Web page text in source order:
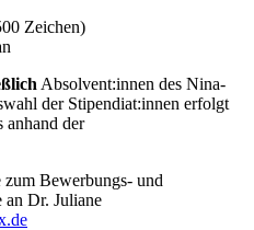
Zeichen)
Absolvent:innen des Nina-
der Stipendiat:innen erfolgt
anhand der
Bewerbungs- und
an Dr. Juliane